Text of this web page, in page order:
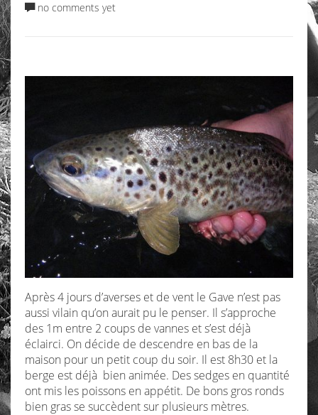
no comments yet
Après 4 jours d’averses et de vent le Gave n’est pas
aussi vilain qu’on aurait pu le penser. Il s’approche
des 1m entre 2 coups de vannes et s’est déjà
éclairci. On décide de descendre en bas de la
maison pour un petit coup du soir. Il est 8h30 et la
berge est déjà bien animée. Des sedges en quantité
ont mis les poissons en appétit. De bons gros ronds
bien gras se succèdent sur plusieurs mètres.